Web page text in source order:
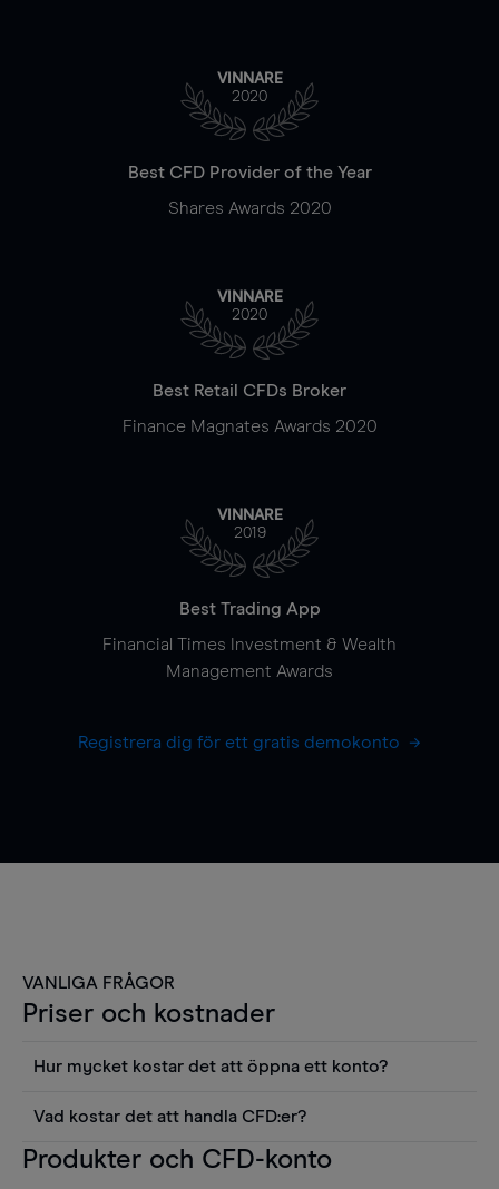
VINNARE
2020
Best CFD Provider of the Year
Shares Awards 2020
VINNARE
2020
Best Retail CFDs Broker
Finance Magnates Awards 2020
VINNARE
2019
Best Trading App
Financial Times Investment & Wealth
Management Awards
Registrera dig för ett gratis demokonto
VANLIGA FRÅGOR
Priser och kostnader
Hur mycket kostar det att öppna ett konto?
använda sådana verktyg som diagram, Reuters
Vad kostar det att handla CFD:er?
Det är en rad kostnader att tänka på när man
Produkter och CFD-konto